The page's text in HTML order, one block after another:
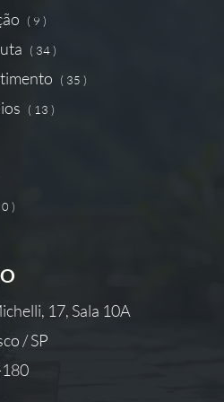
( 9 )
( 34 )
( 35 )
( 13 )
0 )
17, Sala 10A
/ SP